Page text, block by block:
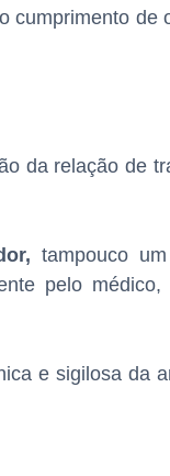
cumprimento de
da relação de
tampouco
pelo
e sigilosa da